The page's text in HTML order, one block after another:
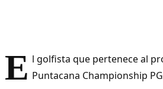
E l golfista que pertenece al
Puntacana Championship